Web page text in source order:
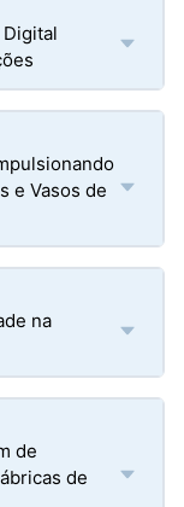
e Vasos de
na
de
de